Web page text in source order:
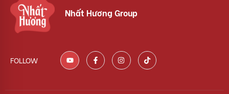
Nhất Hương Group
FOLLOW